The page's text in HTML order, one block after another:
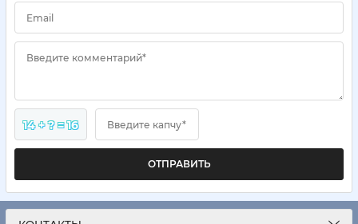
Email
Введите комментарий*
14 + ? = 16 Введите капчу*
ОТПРАВИТЬ